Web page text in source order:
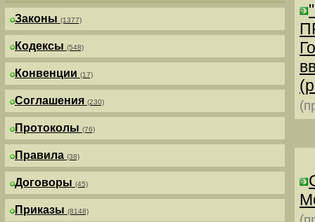
Законы (1377)
Кодексы (548)
Конвенции (17)
Соглашения (230)
Протоколы (76)
Правила (38)
Договоры (45)
Приказы (8148)